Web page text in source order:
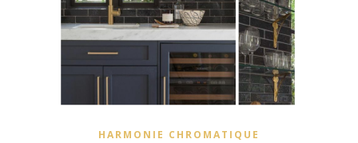
HARMONIE CHROMATIQUE